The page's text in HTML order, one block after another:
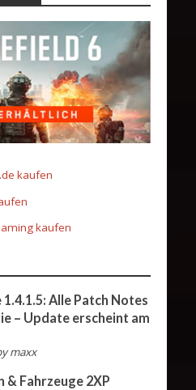
kaufen
kaufen
Alle Patch Notes
– Update erscheint am
maxx
Fahrzeuge 2XP